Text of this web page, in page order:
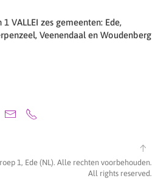
VALLEI zes gemeenten: Ede,
Veenendaal en Woudenberg
1, Ede (NL). Alle rechten voorbehouden.
All rights reserved.